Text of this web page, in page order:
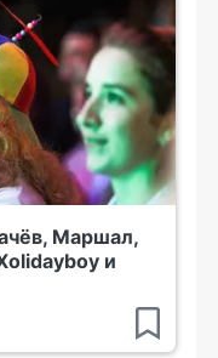
Маршал,
и